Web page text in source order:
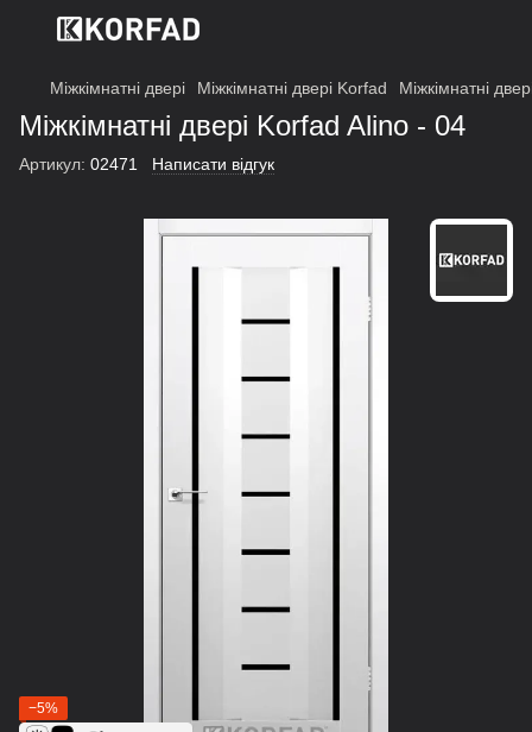
Міжкімнатні двері Міжкімнатні двері Korfad Міжкімнатні
Міжкімнатні двері Korfad Alino - 04
Артикул: 02471 Написати відгук
−5%